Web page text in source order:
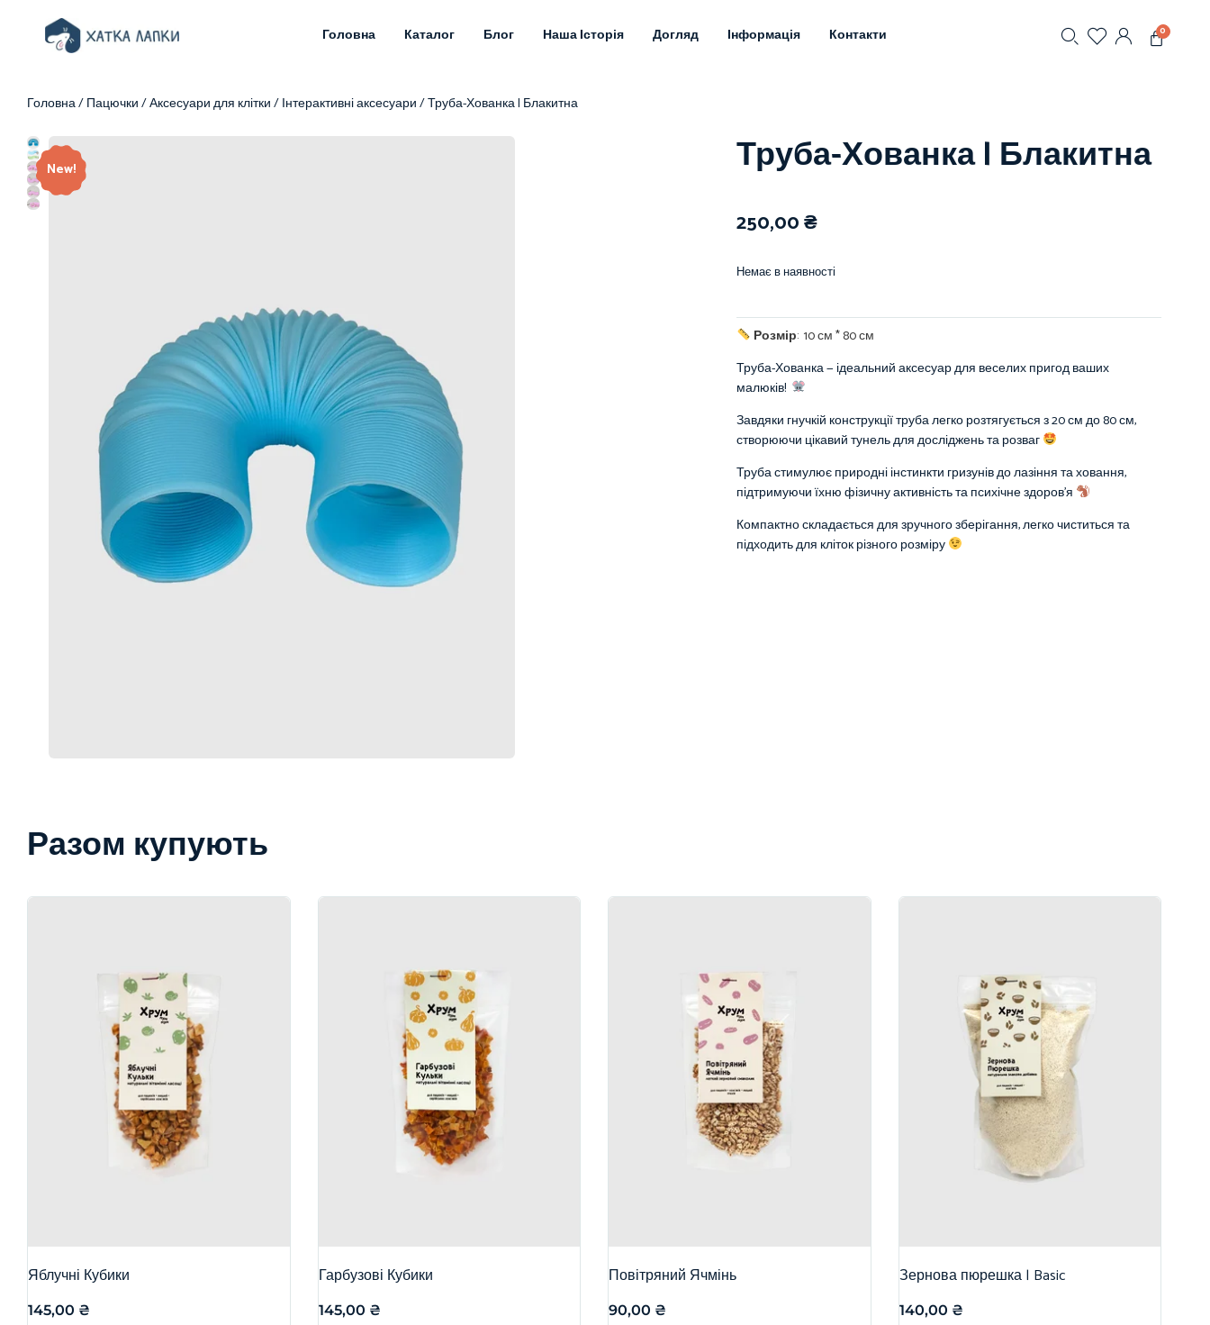
Головна Каталог Блог Наша Історія Догляд Інформація Контакти 0
Головна/Пацючки/Аксесуари для клітки/Інтерактивні аксесуари/ Труба-Хованка | Блакитна
New! Труба-Хованка | Блакитна
250,00₴
Немає в наявності
Розмір: 10 см * 80 см
Труба-Хованка — ідеальний аксесуар для веселих пригод ваших
малюків!
Завдяки гнучкій конструкції труба легко розтягується з 20 см до 80 см,
створюючи цікавий тунель для досліджень та розваг
Труба стимулює природні інстинкти гризунів до лазіння та ховання,
підтримуючи їхню фізичну активність та психічне здоров’я
Компактно складається для зручного зберігання, легко чиститься та
підходить для кліток різного розміру
Разом купують
Яблучні Кубики
145,00 ₴
Гарбузові Кубики
145,00 ₴
Повітряний Ячмінь
90,00 ₴
Зернова пюрешка | Basic
140,00 ₴